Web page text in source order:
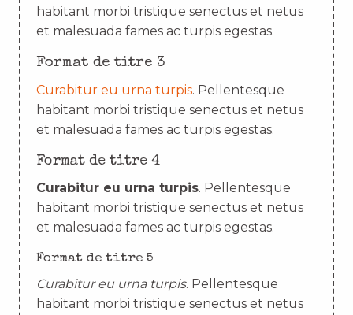
habitant morbi tristique senectus et netus
et malesuada fames ac turpis egestas.
Format de titre 3
Curabitur eu urna turpis. Pellentesque
habitant morbi tristique senectus et netus
et malesuada fames ac turpis egestas.
Format de titre 4
Curabitur eu urna turpis. Pellentesque
habitant morbi tristique senectus et netus
et malesuada fames ac turpis egestas.
Format de titre 5
Curabitur eu urna turpis. Pellentesque
habitant morbi tristique senectus et netus